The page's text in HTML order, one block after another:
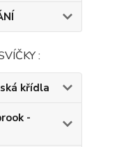
:
křídla
-